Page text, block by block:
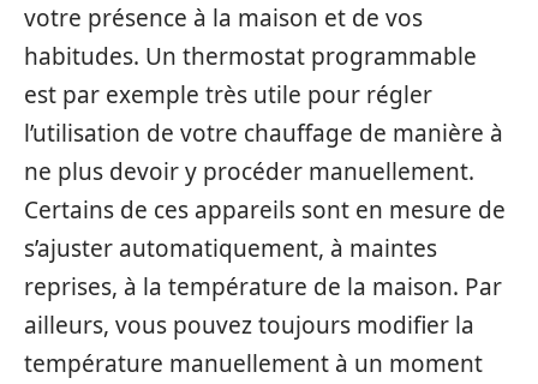
votre présence à la maison et de vos
habitudes. Un thermostat programmable
est par exemple très utile pour régler
l’utilisation de votre chauffage de manière à
ne plus devoir y procéder manuellement.
Certains de ces appareils sont en mesure de
s’ajuster automatiquement, à maintes
reprises, à la température de la maison. Par
ailleurs, vous pouvez toujours modifier la
température manuellement à un moment